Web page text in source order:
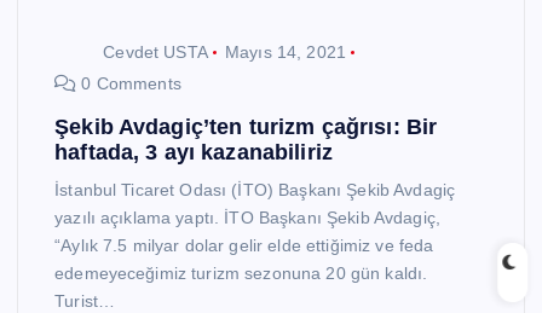
Cevdet USTA
Mayıs 14, 2021
0 Comments
Şekib Avdagiç’ten turizm çağrısı: Bir
haftada, 3 ayı kazanabiliriz
İstanbul Ticaret Odası (İTO) Başkanı Şekib Avdagiç
yazılı açıklama yaptı. İTO Başkanı Şekib Avdagiç,
“Aylık 7.5 milyar dolar gelir elde ettiğimiz ve feda
edemeyeceğimiz turizm sezonuna 20 gün kaldı.
Turist…